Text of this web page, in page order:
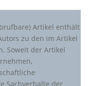
Artikel enthält
zu den im Artikel
Soweit der Artikel
Sachverhalte der